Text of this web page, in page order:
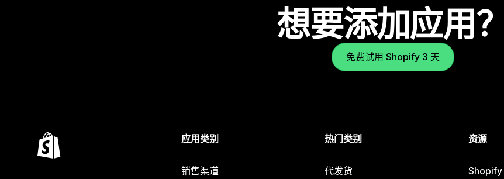
想要添加应用？
免费试用 Shopify 3 天
应用类别
销售渠道
热门类别
代发货
资源
Shopify